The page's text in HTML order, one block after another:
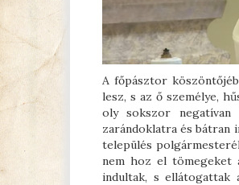
A főpásztor
lesz, s az ő személye,
oly sokszor
zarándoklatra és bátran
település
nem hoz el tömegeket
indultak, s